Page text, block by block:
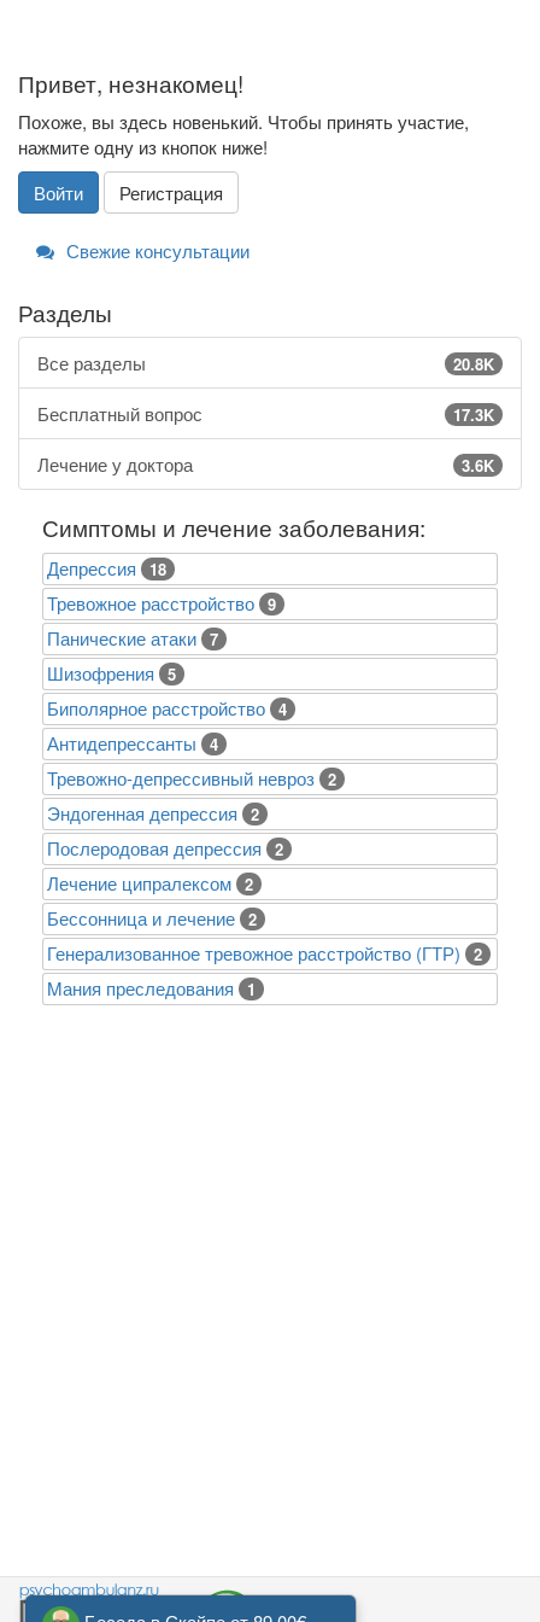
Привет, незнакомец!
Похоже, вы здесь новенький. Чтобы принять участие,
нажмите одну из кнопок ниже!
Войти
Регистрация
Свежие консультации
Разделы
Все разделы 20.8K
Бесплатный вопрос 17.3K
Лечение у доктора 3.6K
Симптомы и лечение заболевания:
Депрессия 18
Тревожное расстройство 9
Панические атаки 7
Шизофрения 5
Биполярное расстройство 4
Антидепрессанты 4
Тревожно-депрессивный невроз 2
Эндогенная депрессия 2
Послеродовая депрессия 2
Лечение ципралексом 2
Бессонница и лечение 2
Генерализованное тревожное расстройство (ГТР) 2
Mания преследования 1